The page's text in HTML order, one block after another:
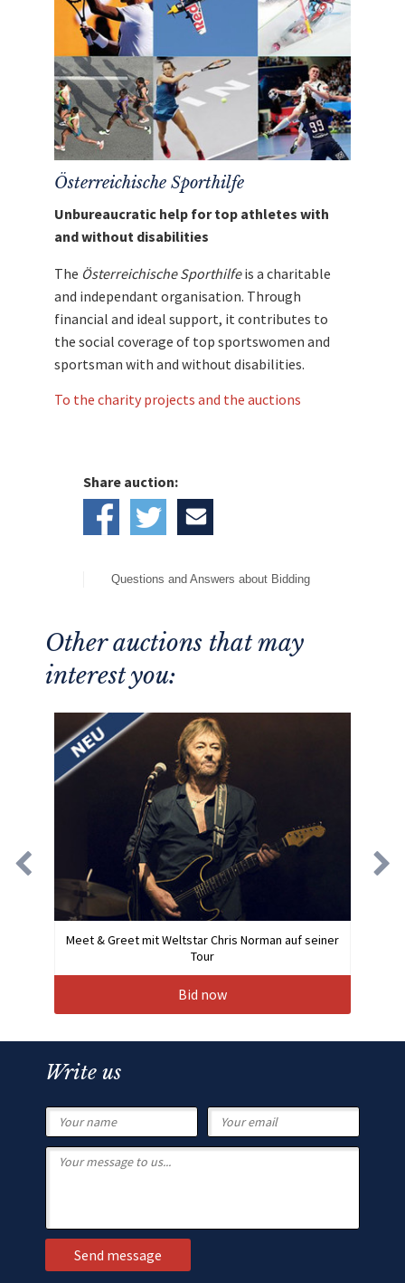
Anwendungen und Ziele
Treatments & Anwendungen
Custom-Fit Massage (50 Min.)
Individuell abgestimmte
Körperbehandlung zur
gezielten Entspannung und
Aktivierung der Muskulatur
Personal Training
Kontinuierliche
Bewegungstherapie mit
praxisnahen Übungen
Fokus auf gezielten
Muskelaufbau und
Ihren Alltag
Neuroscience-Therapie
Anwendung moderner Methoden
zur Förderung des mentalen
Wohlbefindens | Kombination aus
Neuro-Entspannung,
Kann Regeneration und innere
Mit dem Erlös dieser Auktion unterstützen wir
Österreichische Sporthilfe.
Österreichische Sporthilfe
Unbureaucratic help for top athletes with
and without disabilities
The Österreichische Sporthilfeis a charitable
and independant organisation. Through
financial and ideal support, it contributes to
the social coverage of top sportswomen and
sportsman with and without disabilities.
To the charity projects and the auctions
Share auction:
Questions and Answers about Bidding
Other auctions that may
interest you:
Meet & Greet mit Weltstar Chris Norman auf seiner
Tour
Bid now
Write us